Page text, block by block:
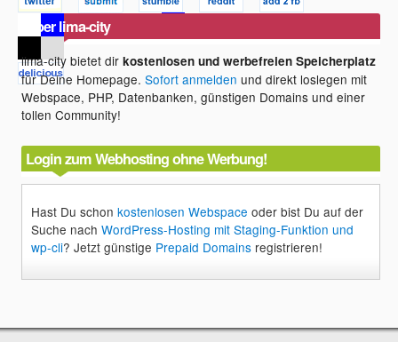
Über lima-city
lima-city bietet dirkostenlosen und werbefreien Speicherplatz
für Deine Homepage.Sofort anmelden und direkt loslegen mit
Webspace, PHP, Datenbanken, günstigen Domains und einer
tollen Community!
Login zum Webhosting ohne Werbung!
Hast Du schonkostenlosen Webspace oder bist Du auf der
Suche nachWordPress-Hosting mit Staging-Funktion und
wp-cli? Jetzt günstige Prepaid Domains registrieren!